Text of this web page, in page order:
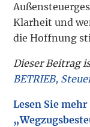
Klarheit und
die Hoffnung
Dieser Beitrag
BETRIEB,
Lesen Sie